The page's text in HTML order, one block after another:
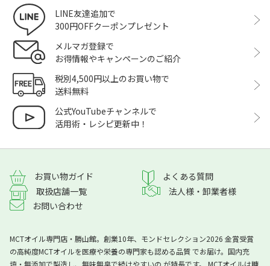
LINE友達追加で
300円OFFクーポンプレゼント
メルマガ登録で
お得情報やキャンペーンのご紹介
税別4,500円以上のお買い物で
送料無料
公式YouTubeチャンネルで
活用術・レシピ更新中！
お買い物ガイド
よくある質問
取扱店舗一覧
法人様・卸業者様
お問い合わせ
MCTオイル専門店・勝山館。創業10年、モンドセレクション2026 金賞受賞
の高純度MCTオイルを医療や栄養の専門家も認める品質 でお届け。国内充
填・無添加で製造し、無味無臭で続けやすいの が特長です。 MCTオイルは糖